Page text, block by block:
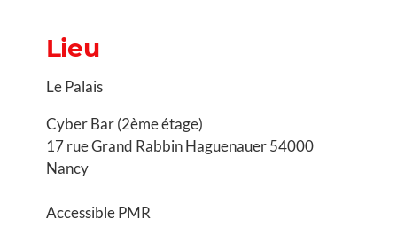
Lieu
Le Palais
Cyber Bar (2ème étage)
17 rue Grand Rabbin Haguenauer 54000
Nancy
Accessible PMR